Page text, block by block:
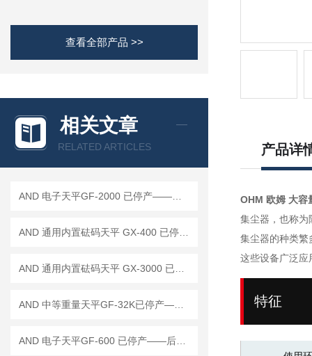
查看全部产品 >>
相关文章
RELATED ARTICLES 产品详
OHM 欧姆 大容
集尘器，也称为
集尘器的种类繁
这些设备广泛应
特征